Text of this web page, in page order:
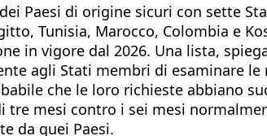
Paesi di origine sicuri con sette
Tunisia, Marocco, Colombia e
in vigore dal 2026. Una lista,
agli Stati membri di esaminare
che le loro richieste abbiano
mesi contro i sei mesi
da quei Paesi.